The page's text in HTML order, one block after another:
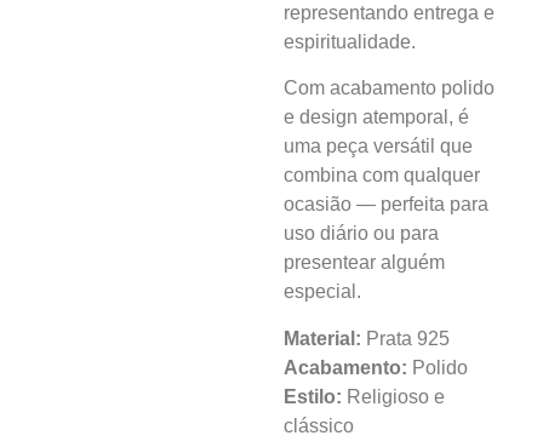
representando entrega e
espiritualidade.
Com acabamento polido
e design atemporal, é
uma peça versátil que
combina com qualquer
ocasião — perfeita para
uso diário ou para
presentear alguém
especial.
Material: Prata 925
Acabamento: Polido
Estilo: Religioso e
clássico